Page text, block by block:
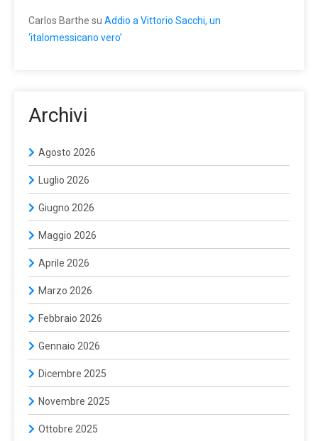
Carlos Barthe su Addio a Vittorio Sacchi, un
‘italomessicano vero’
Archivi
Agosto 2026
Luglio 2026
Giugno 2026
Maggio 2026
Aprile 2026
Marzo 2026
Febbraio 2026
Gennaio 2026
Dicembre 2025
Novembre 2025
Ottobre 2025